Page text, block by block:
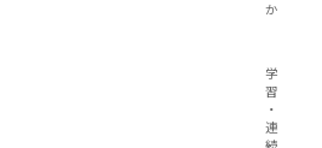
か
学
習
・
連